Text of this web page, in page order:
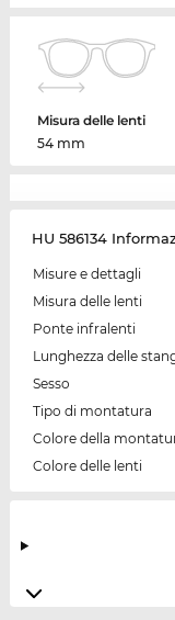
Misura delle lenti
54 mm
HU 586134
Misure e dettagli
Misura delle lenti
Ponte infralenti
Lunghezza delle
Sesso
Tipo di montatura
Colore della
Colore delle lenti